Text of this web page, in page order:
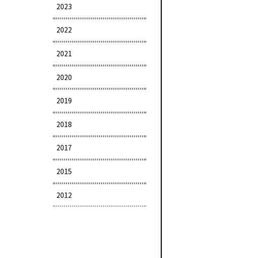
2023
2022
2021
2020
2019
2018
2017
2015
2012